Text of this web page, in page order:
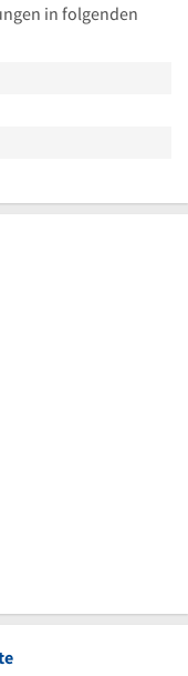
in folgenden